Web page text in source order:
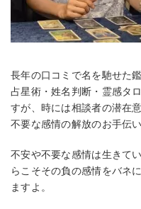
長年の口コミで名を馳せた
占星術・姓名判断・霊感タ
すが、時には相談者の潜在
不要な感情の解放のお手伝
不安や不要な感情は生きて
らこそその負の感情をバネ
ますよ。